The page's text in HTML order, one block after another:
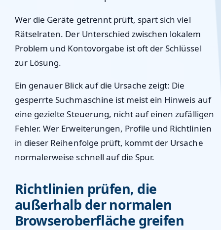
Wer die Geräte getrennt prüft, spart sich viel
Rätselraten. Der Unterschied zwischen lokalem
Problem und Kontovorgabe ist oft der Schlüssel
zur Lösung.
Ein genauer Blick auf die Ursache zeigt: Die
gesperrte Suchmaschine ist meist ein Hinweis auf
eine gezielte Steuerung, nicht auf einen zufälligen
Fehler. Wer Erweiterungen, Profile und Richtlinien
in dieser Reihenfolge prüft, kommt der Ursache
normalerweise schnell auf die Spur.
Richtlinien prüfen, die
außerhalb der normalen
Browseroberfläche greifen